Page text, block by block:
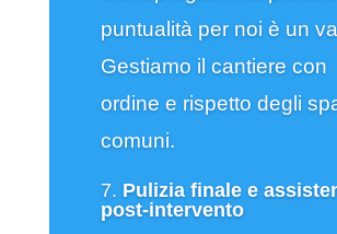
puntualità per noi è un
Gestiamo il cantiere con
ordine e rispetto degli
comuni.
7. Pulizia finale e
post-intervento